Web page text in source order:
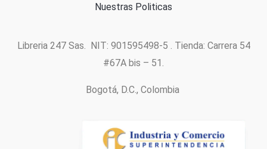
Nuestras Politicas
Libreria 247 Sas. NIT: 901595498-5 . Tienda: Carrera 54
#67A bis – 51.
Bogotá, D.C., Colombia